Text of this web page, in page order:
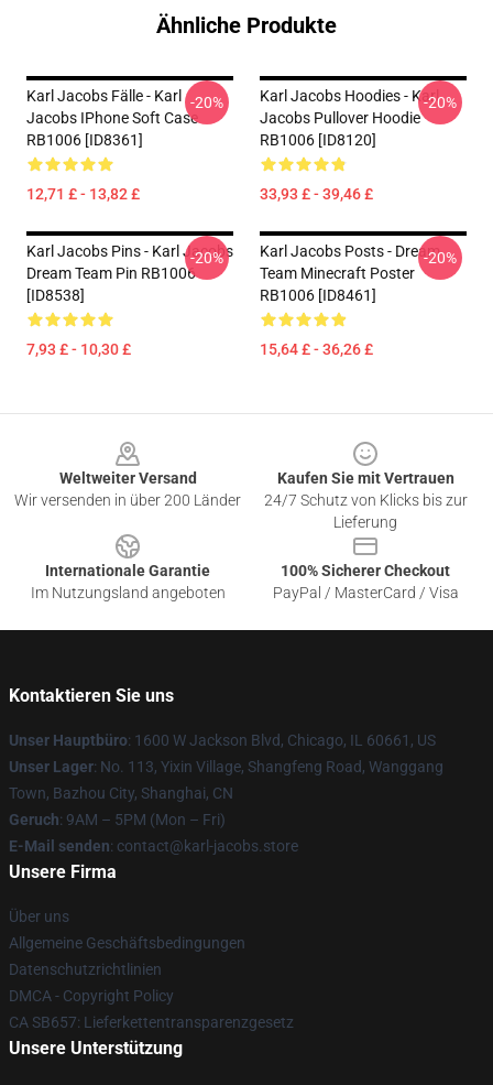
Ähnliche Produkte
Karl Jacobs Fälle - Karl
Jacobs IPhone Soft Case
RB1006 [ID8361]
12,71 £ - 13,82 £
-20%
Karl Jacobs Hoodies - Karl
Jacobs Pullover Hoodie
RB1006 [ID8120]
33,93 £ - 39,46 £
-20%
Karl Jacobs Pins - Karl Jacobs
Dream Team Pin RB1006
[ID8538]
7,93 £ - 10,30 £
-20%
Karl Jacobs Posts - Dream
Team Minecraft Poster
RB1006 [ID8461]
15,64 £ - 36,26 £
-20%
Weltweiter Versand
Wir versenden in über 200 Länder
Kaufen Sie mit Vertrauen
24/7 Schutz von Klicks bis zur
Lieferung
Internationale Garantie
Im Nutzungsland angeboten
100% Sicherer Checkout
PayPal / MasterCard / Visa
Kontaktieren Sie uns
Unser Hauptbüro: 1600 W Jackson Blvd, Chicago, IL 60661, US
Unser Lager: No. 113, Yixin Village, Shangfeng Road, Wanggang
Town, Bazhou City, Shanghai, CN
Geruch: 9AM – 5PM (Mon – Fri)
E-Mail senden: contact@karl-jacobs.store
Unsere Firma
Über uns
Allgemeine Geschäftsbedingungen
Datenschutzrichtlinien
DMCA - Copyright Policy
CA SB657: Lieferkettentransparenzgesetz
Unsere Unterstützung